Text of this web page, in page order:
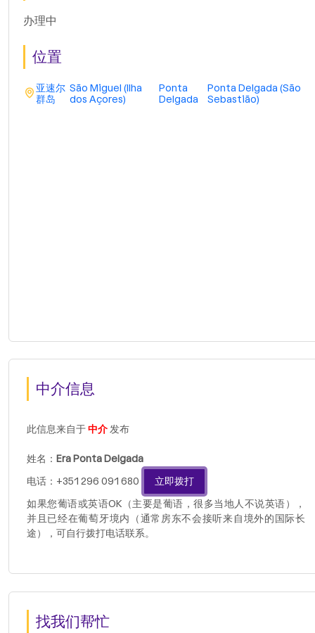
办理中
位置
亚速尔
群岛
São Miguel (Ilha
dos Açores)
Ponta
Delgada
Ponta Delgada (São
Sebastião)
中介信息
此信息来自于中介发布
姓名： Era Ponta Delgada
电话：+351 296 091 680
立即拨打
如果您葡语或英语OK（主要是葡语，很多当地人不说英语），
并且已经在葡萄牙境内（通常房东不会接听来自境外的国际长
途），可自行拨打电话联系。
找我们帮忙